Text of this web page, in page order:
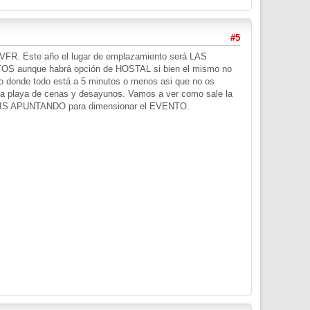
#5
Este año el lugar de emplazamiento será LAS
aunque habrá opción de HOSTAL si bien el mismo no
todo está a 5 minutos o menos asi que no os
playa de cenas y desayunos. Vamos a ver como sale la
APUNTANDO para dimensionar el EVENTO.